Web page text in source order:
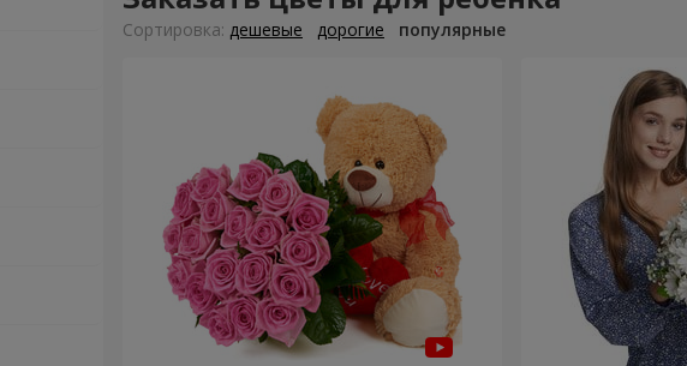
Cортировка: дешевые дорогие популярные